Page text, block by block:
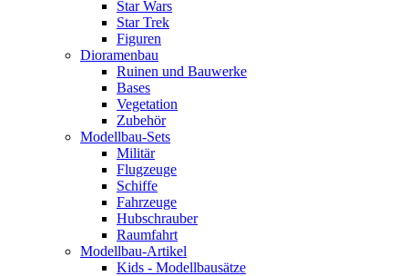
Star Wars
Star Trek
Figuren
Dioramenbau
Ruinen und Bauwerke
Bases
Vegetation
Zubehör
Modellbau-Sets
Militär
Flugzeuge
Schiffe
Fahrzeuge
Hubschrauber
Raumfahrt
Modellbau-Artikel
Kids - Modellbausätze